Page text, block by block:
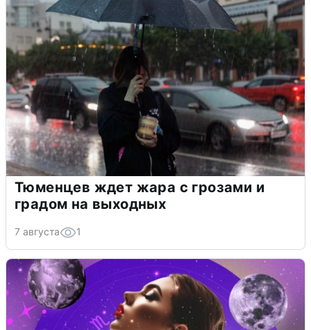
Тюменцев ждет жара с грозами и
градом на выходных
7 августа 1